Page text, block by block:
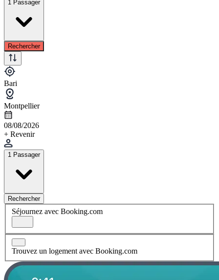
1 Passager
Rechercher
Bari
Montpellier
08/08/2026
+ Revenir
1 Passager
Rechercher
Séjournez avec Booking.com
Trouvez un logement avec Booking.com